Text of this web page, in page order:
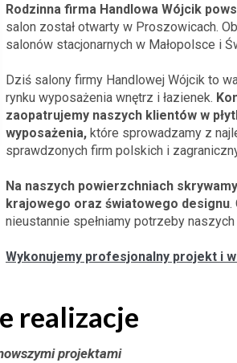
Rodzinna firma Handlowa Wójcik
salon został otwarty w Proszowicach.
salonów stacjonarnych w Małopolsce i
Dziś salony firmy Handlowej Wójcik to
rynku wyposażenia wnętrz i łazienek.
zaopatrujemy naszych klientów w
wyposażenia, które sprowadzamy z
sprawdzonych firm polskich i
Na naszych powierzchniach
krajowego oraz światowego designu.
nieustannie spełniamy potrzeby
Wykonujemy profesjonalny projekt i
realizacje
projektami